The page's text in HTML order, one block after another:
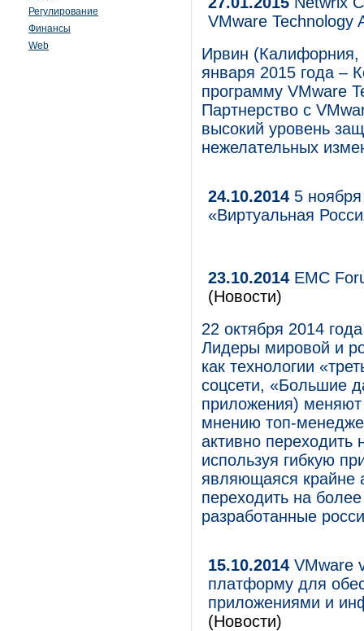
Регулирование
Финансы
Web
VMware Technology
Ирвин (Калифорния,
января 2015 года –
программу VMware
Партнерство с
высокий уровень
нежелательных
24.10.2014 5
«Виртуальная
23.10.2014 EMC
(Новости)
22 октября 2014
Лидеры мировой и
как технологии
соцсети, «Большие
приложения)
мнению топ-
активно
используя гибкую
являющаяся крайне
переходить на
разработанные
15.10.2014 VMware
платформу для
приложениями и
(Новости)